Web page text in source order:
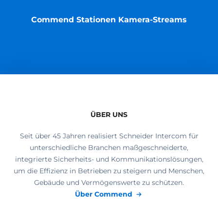
Commend Stationen Kamera-Streams
ÜBER UNS
Seit über 45 Jahren realisiert Schneider Intercom für
unterschiedliche Branchen maßgeschneiderte,
integrierte Sicherheits- und Kommunikationslösungen,
um die Effizienz in Betrieben zu steigern und Menschen,
Gebäude und Vermögenswerte zu schützen.
Über Commend